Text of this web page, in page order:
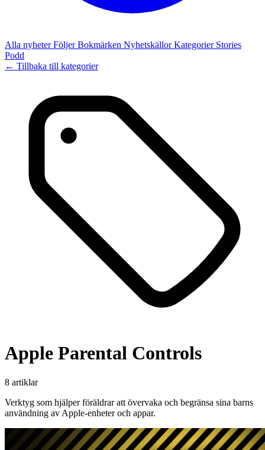
Alla nyheterFöljerBokmärken NyhetskällorKategorier Stories
Podd
← Tillbaka till kategorier
Apple Parental Controls
8 artiklar
Verktyg som hjälper föräldrar att övervaka och begränsa sina barns
användning av Apple-enheter och appar.